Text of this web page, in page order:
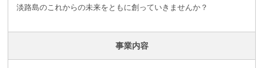
淡路島のこれからの未来をともに創っていきませんか？
事業内容